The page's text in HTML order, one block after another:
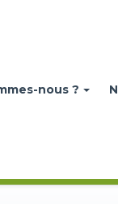
nous ?